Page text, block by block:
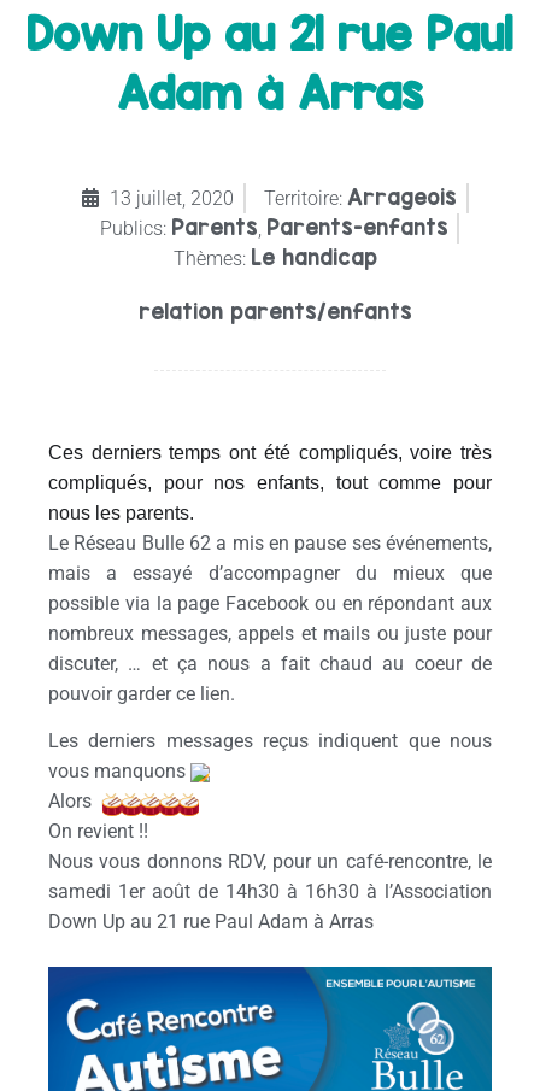
Down Up au 21 rue Paul
Adam à Arras
13 juillet, 2020 Territoire: Arrageois
Publics: Parents Parents-enfants
Thèmes: Le handicap
relation parents/enfants
Ces derniers temps ont été compliqués, voire très
compliqués, pour nos enfants, tout comme pour
nous les parents.
Le Réseau Bulle 62 a mis en pause ses événements,
mais a essayé d’accompagner du mieux que
possible via la page Facebook ou en répondant aux
nombreux messages, appels et mails ou juste pour
discuter, … et ça nous a fait chaud au coeur de
pouvoir garder ce lien.
Les derniers messages reçus indiquent que nous
vous manquons
Alors
On revient !!
Nous vous donnons RDV, pour un café-rencontre, le
samedi 1er août de 14h30 à 16h30 à l’Association
Down Up au 21 rue Paul Adam à Arras